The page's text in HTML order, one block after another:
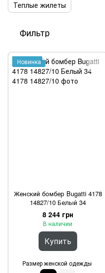
Теплые жилеты
Фильтр
Новинка
Женский бомбер Bugatti 4178
14827/10 Белый 34
8 244 грн
В наличии
Купить
Размер женской одежды